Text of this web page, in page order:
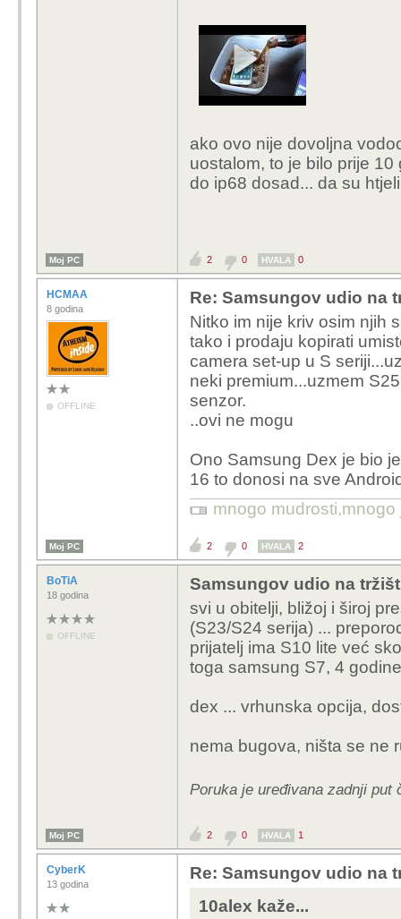
ako ovo nije dovoljna
uostalom, to je bilo prije
do ip68 dosad... da su htjeli
Moj PC 2 0 HVALA 0
HCMAA
8 godina
OFFLINE
Re: Samsungov udio na
Nitko im nije kriv osim njih
tako i prodaju kopirati
camera set-up u S
neki premium...uzmem
senzor.
..ovi ne mogu
Ono Samsung Dex je bio
16 to donosi na sve
mnogo
Moj PC 2 0 HVALA 2
BoTiA
18 godina
OFFLINE
Samsungov udio na
svi u obitelji, bližoj i široj
(S23/S24 serija) ...
prijatelj ima S10 lite već
toga samsung S7, 4
dex ... vrhunska opcija,
nema bugova, ništa se ne
Poruka je uređivana zadnji put
Moj PC 2 0 HVALA 1
CyberK
13 godina
Re: Samsungov udio na
10alex kaže...